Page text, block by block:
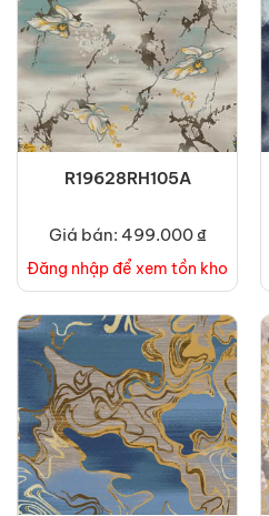
R19628RH105A
Giá bán: 499.000 ₫
Đăng nhập để xem tồn kho